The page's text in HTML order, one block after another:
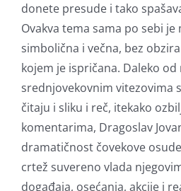
donete presude i tako
Ovakva tema sama po sebi
simbolična i večna, bez
kojem je ispričana. Daleko
srednjovekovnim vitezovima
čitaju i sliku i reč, itekako
komentarima, Dragoslav
dramatičnost čovekove
crtež suvereno vlada
događaja, osećanja, akcije i